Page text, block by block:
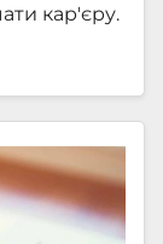
кар'єру.